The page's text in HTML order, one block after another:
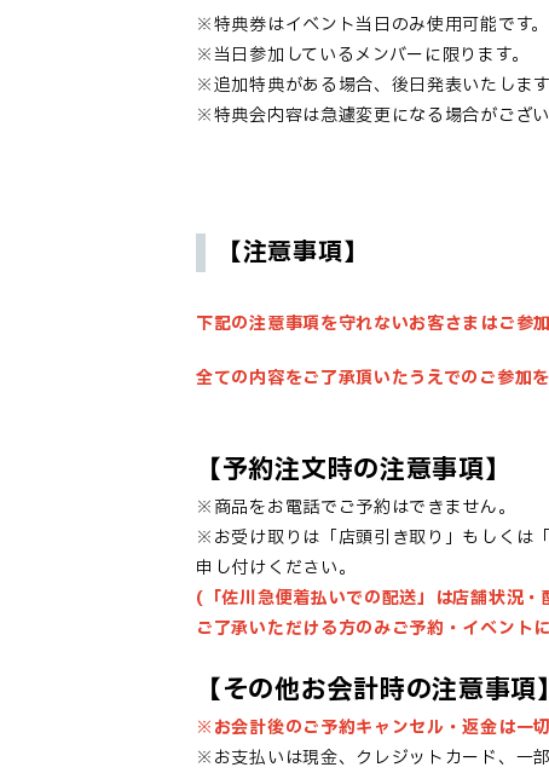
※特典券はイベント当日のみ使用可能です。
※当日参加しているメンバーに限ります。
※追加特典がある場合、後日発表いたします
※特典会内容は急遽変更になる場合がござ
【注意事項】
下記の注意事項を守れないお客さまはご参
全ての内容をご了承頂いたうえでのご参加を
【予約注文時の注意事項】
※商品をお電話でご予約はできません。
※お受け取りは「店頭引き取り」もしくは
申し付けください。
(「佐川急便着払いでの配送」は店舗状況
ご了承いただける方のみご予約・イベント
【その他お会計時の注意事項】
※お会計後のご予約キャンセル・返金は一切
※お支払いは現金、クレジットカード、一